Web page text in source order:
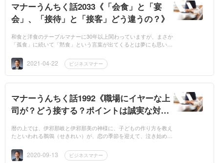
マナーうんちく話2033《「会食」と「宴
会」、「接待」と「接客」どう違うの？》
和食と洋食のテーブルマナーに30年以上関わっていますが、まさか
「孤食」に続いて「黙食」という言葉が出てくるとは夢にも思いま
が・・・。加えて「マス...
2021-04-22 ビジネスマナー
マナーうんちく話1992《職場にイヤーな上
司が？どう接する？ポイントは誠実な対
暦の上では、伊邪那岐と伊邪那美の神様に、子どもの作り方を教え
たといわれる鶺鴒（せきれい）が、恋の季節を迎えて、泣き始める
なると大変仲良...
2020-09-13 ビジネスマナー